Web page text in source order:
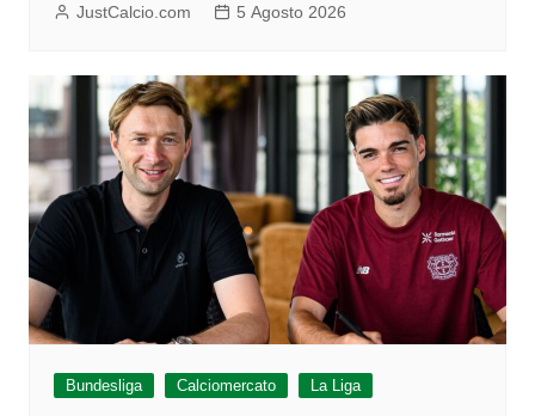
JustCalcio.com 5 Agosto 2026
Bundesliga Calciomercato La Liga